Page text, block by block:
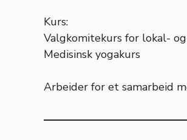
Kurs:
Valgkomitekurs for lokal-
Medisinsk yogakurs
Arbeider for et samarbeid